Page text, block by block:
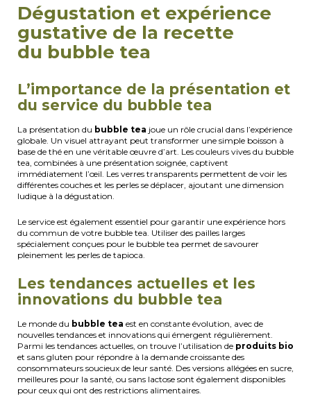
Dégustation et expérience
gustative de la recette
du bubble tea
L’importance de la présentation et
du service du bubble tea
La présentation du bubble tea joue un rôle crucial dans l’expérience
globale. Un visuel attrayant peut transformer une simple boisson à
base de thé en une véritable œuvre d’art. Les couleurs vives du bubble
tea, combinées à une présentation soignée, captivent
immédiatement l’œil. Les verres transparents permettent de voir les
différentes couches et les perles se déplacer, ajoutant une dimension
ludique à la dégustation.
Le service est également essentiel pour garantir une expérience hors
du commun de votre bubble tea. Utiliser des pailles larges
spécialement conçues pour le bubble tea permet de savourer
pleinement les perles de tapioca.
Les tendances actuelles et les
innovations du bubble tea
Le monde du bubble tea est en constante évolution, avec de
nouvelles tendances et innovations qui émergent régulièrement.
Parmi les tendances actuelles, on trouve l’utilisation de produits bio
et sans gluten pour répondre à la demande croissante des
consommateurs soucieux de leur santé. Des versions allégées en sucre,
meilleures pour la santé, ou sans lactose sont également disponibles
pour ceux qui ont des restrictions alimentaires.